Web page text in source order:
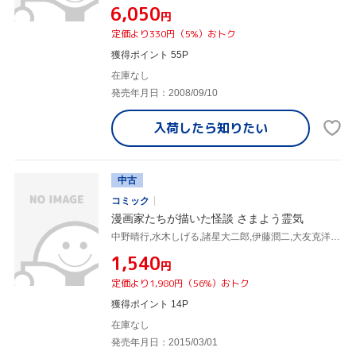
¥6,050円
定価より330円（5%）おトク
獲得ポイント 55P
在庫なし
発売年月日：2008/09/10
入荷したら知りたい
中古
コミック
漫画家たちが描いた怪談 さまよう霊気
中野晴行,水木しげる,諸星大二郎,伊藤潤二,大友克洋,西岸良平,美内すずえ
¥1,540円
定価より1,980円（56%）おトク
獲得ポイント 14P
在庫なし
発売年月日：2015/03/01